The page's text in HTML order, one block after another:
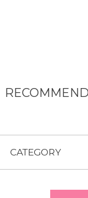
RECOMMEND
CATEGORY